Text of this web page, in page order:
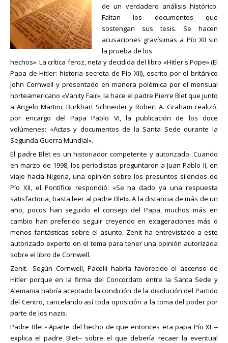
de un verdadero análisis histórico.
Faltan los documentos que
sostengan sus tesis. Se hacen
acusaciones gravísimas a Pío XII sin
la prueba de los
hechos». La crítica feroz, neta y decidida del libro «Hitler's Pope» (El
Papa de Hitler: historia secreta de Pío XII), escrito por el británico
John Cornwell y presentado en manera polémica por el mensual
norteamericano «Vanity Fair», la hace el padre Pierre Blet que junto
a Angelo Martini, Burkhart Schneider y Robert A. Graham realizó,
por encargo del Papa Pablo VI, la publicación de los doce
volúmenes: «Actas y documentos de la Santa Sede durante la
Segunda Guerra Mundial».
El padre Blet es un historiador competente y autorizado. Cuando
en marzo de 1998, los periodistas preguntaron a Juan Pablo II, en
viaje hacia Nigeria, una opinión sobre los presuntos silencios de
Pío XII, el Pontífice respondió: «Se ha dado ya una respuesta
satisfactoria, basta leer al padre Blet». A la distancia de más de un
año, pocos han seguido el consejo del Papa, muchos más en
cambio han preferido seguir creyendo en exageraciones más o
menos fantásticas sobre el asunto. Zenit ha entrevistado a este
autorizado experto en el tema para tener una opinión autorizada
sobre el libro de Cornwell.
Zenit.- Según Cornwell, Pacelli habría favorecido el ascenso de
Hitler porque en la firma del Concordato entre la Santa Sede y
Alemania habría aceptado la condición de la disolución del Partido
del Centro, cancelando así toda oposición a la toma del poder por
parte de los nazis.
Padre Blet.- Aparte del hecho de que entonces era papa Pío XI --
explica el padre Blet-- sobre el que debería recaer la eventual